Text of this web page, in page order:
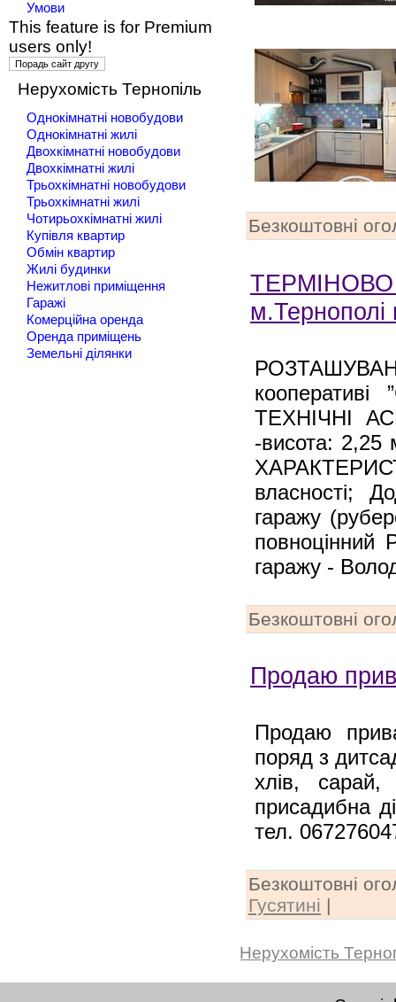
Умови
This feature is for Premium
users only!
Нерухомість Тернопіль
Однокімнатні новобудови
Однокімнатні жилі
Двохкімнатні новобудови
Двохкімнатні жилі
Трьохкімнатні новобудови
Трьохкімнатні жилі
Чотирьохкімнатні жилі
Купівля квартир
Обмін квартир
Жилі будинки
Нежитлові приміщення
Гаражі
Комерційна оренда
Оренда приміщень
Земельні ділянки
Безкоштовні
ТЕРМІНОВО
м.Тернополі
кооперативі
ТЕХНІЧНІ
-висота:
власності;
гаражу
повноцінний
гаражу -
Безкоштовні
Продаю
Продаю
поряд з
хлів, сарай,
присадибна
тел.
Безкоштовні
Гусятині |
Нерухомість